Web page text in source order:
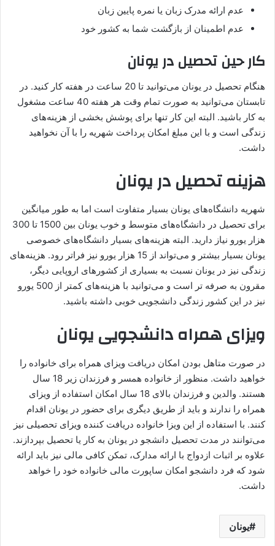
عدم ارائه مدرک زبان یا نمره پایین زبان
عدم اطمینان از بازگشت شما به کشور خود
کار حین تحصیل در یونان
هنگام تحصیل در یونان می‌توانید تا 20 ساعت در هفته کار کنید. در
تابستان می‌توانید به صورت تمام وقت هر هفته 40 ساعت مشغول
به کار باشید. البته این کار تنها برای پوشش بخشی از هزینه‌های
زندگی است و با این مبلغ امکان پرداخت شهریه را با آن نخواهید
داشت.
هزینه تحصیل در یونان
شهریه دانشگاه‌های یونان بسیار متفاوت است اما به طور میانگین
برای تحصیل در دانشگاه‌های متوسط و خوب یونان بین 1500 تا 300
هزار یورو نیاز دارید. البته هزینه‌های بسیار دانشگاه‌های خصوصی
یونان بسیار بیشتر و می‌تواند از 15 هزار یورو نیز فراتر رود. هزینه‌های
زندگی نیز در یونان نسبت به بسیاری از کشورهای اروپایی دیگر،
مقرون به صرفه تر است و می‌توانید با هزینه‌های کمتر از 500 یورو
نیز در این کشور زندگی دانشجویی خوبی داشته باشید.
ویزای همراه دانشجویی یونان
در صورت متاهل بودن امکان دریافت ویزای همراه برای خانواده را
خواهید داشت. منظور از خانواده همسر و فرزندان زیر 18 سال
هستند. والدین و فرزندان بالای 18 سال امکان استفاده از ویزای
همراه را ندارند و باید از طریق دیگری برای حضور در یونان اقدام
کنند. با استفاده از این ویزا خانواده دریافت کننده ویزای تحصیلی نیز
می‌توانند در مدت تحصیل دانشجو در یونان به کار یا تحصیل بپردازند.
علاوه بر اثبات ازدواج با ارائه مدارک، تمکن کافی مالی نیز باید ارائه
شود که فرد دانشجو امکان ساپورت مالی خانواده خود را خواهد
داشت.
یونان